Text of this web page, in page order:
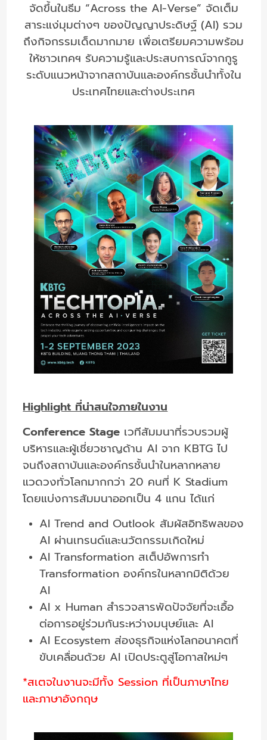
จัดขึ้นในธีม “Across the AI-Verse” จัดเต็ม
สาระแง่มุมต่างๆ ของปัญญาประดิษฐ์ (AI) รวม
ถึงกิจกรรมเด็ดมากมาย เพื่อเตรียมความพร้อม
ให้ชาวเทคฯ รับความรู้และประสบการณ์จากกูรู
ระดับแนวหน้าจากสถาบันและองค์กรชั้นนำทั้งใน
ประเทศไทยและต่างประเทศ
Highlight ที่น่าสนใจภายในงาน
Conference Stage เวทีสัมมนาที่รวบรวมผู้
บริหารและผู้เชี่ยวชาญด้าน AI จาก KBTG ไป
จนถึงสถาบันและองค์กรชั้นนำในหลากหลาย
แวดวงทั่วโลกมากกว่า 20 คนที่ K Stadium
โดยแบ่งการสัมมนาออกเป็น 4 แกน ได้แก่
AI Trend and Outlook สัมผัสอิทธิพลของ
AI ผ่านเทรนด์และนวัตกรรมเกิดใหม่
AI Transformation สเต็ปอัพการทำ
Transformation องค์กรในหลากมิติด้วย
AI
AI x Human สำรวจสารพัดปัจจัยที่จะเอื้อ
ต่อการอยู่ร่วมกันระหว่างมนุษย์และ AI
AI Ecosystem ส่องธุรกิจแห่งโลกอนาคตที่
ขับเคลื่อนด้วย AI เปิดประตูสู่โอกาสใหม่ๆ
*สเตจในงานจะมีทั้ง Session ที่เป็นภาษาไทย
และภาษาอังกฤษ